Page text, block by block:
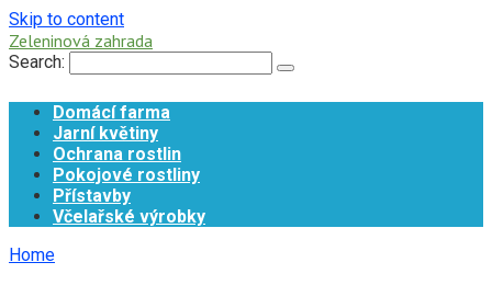
Skip to content
Zeleninová zahrada
Search:
Domácí farma
Jarní květiny
Ochrana rostlin
Pokojové rostliny
Přístavby
Včelařské výrobky
Home